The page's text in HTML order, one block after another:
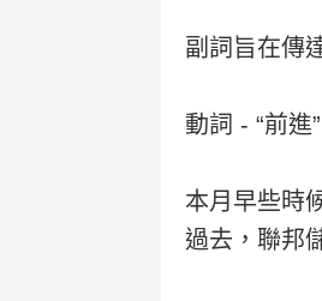
副詞旨在傳
動詞 - “前進
本月早些時
過去，聯邦